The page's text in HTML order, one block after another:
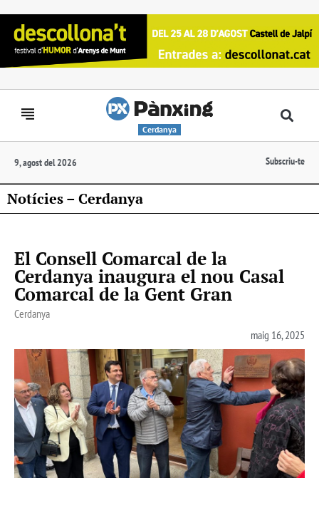
Cerdanya
9, agost del 2026 Subscriu-te
Notícies – Cerdanya
El Consell Comarcal de la
Cerdanya inaugura el nou Casal
Comarcal de la Gent Gran
Cerdanya
maig 16, 2025